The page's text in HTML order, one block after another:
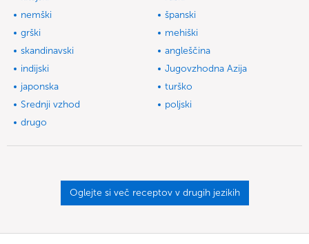
nemški
španski
grški
mehiški
skandinavski
angleščina
indijski
Jugovzhodna Azija
japonska
turško
Srednji vzhod
poljski
drugo
Oglejte si več receptov v drugih jezikih